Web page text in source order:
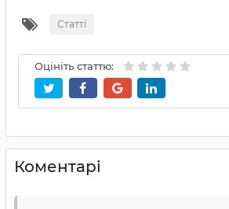
Статті
Оцініть статтю:
Коментарі